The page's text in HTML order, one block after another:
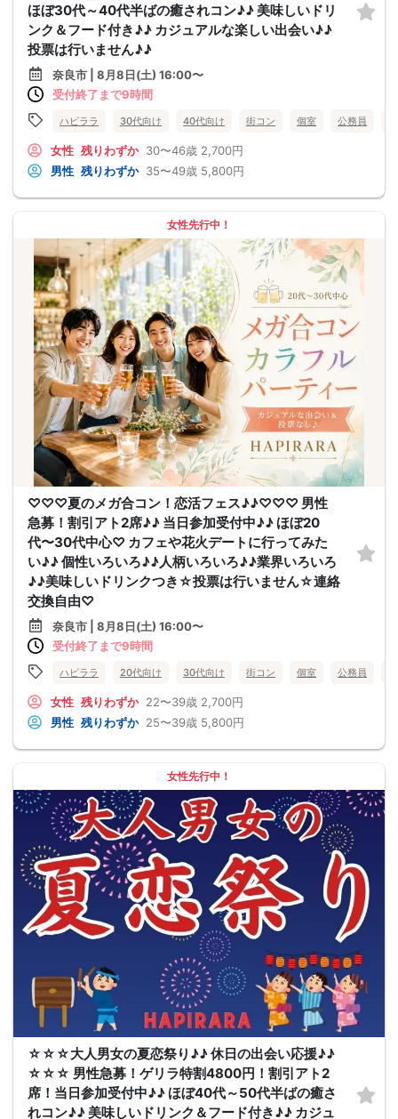
ほぼ30代～40代半ばの癒されコン♪♪ 美味しいドリ
ンク＆フード付き♪♪ カジュアルな楽しい出会い♪♪
投票は行いません♪♪
奈良市 | 8月8日(土) 16:00〜
受付終了まで9時間
ハピララ 30代向け 40代向け 街コン 個室 公務員
女性 残りわずか 30〜46歳 2,700円
男性 残りわずか 35〜49歳 5,800円
女性先行中！
♡♡♡夏のメガ合コン！恋活フェス♪♪♡♡♡ 男性
急募！割引アト2席♪♪ 当日参加受付中♪♪ ほぼ20
代〜30代中心♡ カフェや花火デートに行ってみた
い♪♪ 個性いろいろ♪♪人柄いろいろ♪♪業界いろいろ
♪♪美味しいドリンクつき☆投票は行いません☆連絡
交換自由♡
奈良市 | 8月8日(土) 16:00〜
受付終了まで9時間
ハピララ 20代向け 30代向け 街コン 個室 公務員
女性 残りわずか 22〜39歳 2,700円
男性 残りわずか 25〜39歳 5,800円
女性先行中！
☆☆☆大人男女の夏恋祭り♪♪ 休日の出会い応援♪♪
☆☆☆ 男性急募！ゲリラ特割4800円！割引アト2
席！当日参加受付中♪♪ ほぼ40代～50代半ばの癒さ
れコン♪♪ 美味しいドリンク＆フード付き♪♪ カジュ